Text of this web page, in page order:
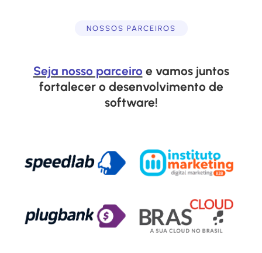
NOSSOS PARCEIROS
Seja nosso parceiro e vamos juntos
fortalecer o desenvolvimento de
software!